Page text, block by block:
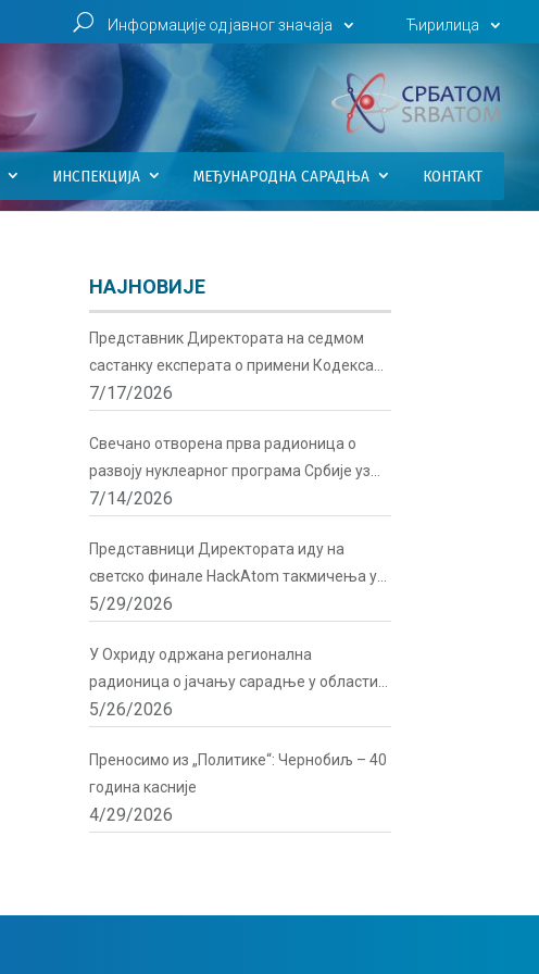
U Информације од јавног значаја Ћирилица
ИНСПЕКЦИЈА МЕЂУНАРОДНА САРАДЊА КОНТАКТ
НАЈНОВИЈЕ
Представник Директората на седмом
састанку експерата о примени Кодекса
понашања о сигурности и безбедности
7/17/2026
Свечано отворена прва радионица о
развоју нуклеарног програма Србије уз
подршку Директората
7/14/2026
Представници Директората иду на
светско финале HackAtom такмичења у
Русији
5/29/2026
У Охриду одржана регионална
радионица о јачању сарадње у области
радијационе и нуклеарне сигурности
5/26/2026
Преносимо из „Политике“: Чернобиљ – 40
година касније
4/29/2026